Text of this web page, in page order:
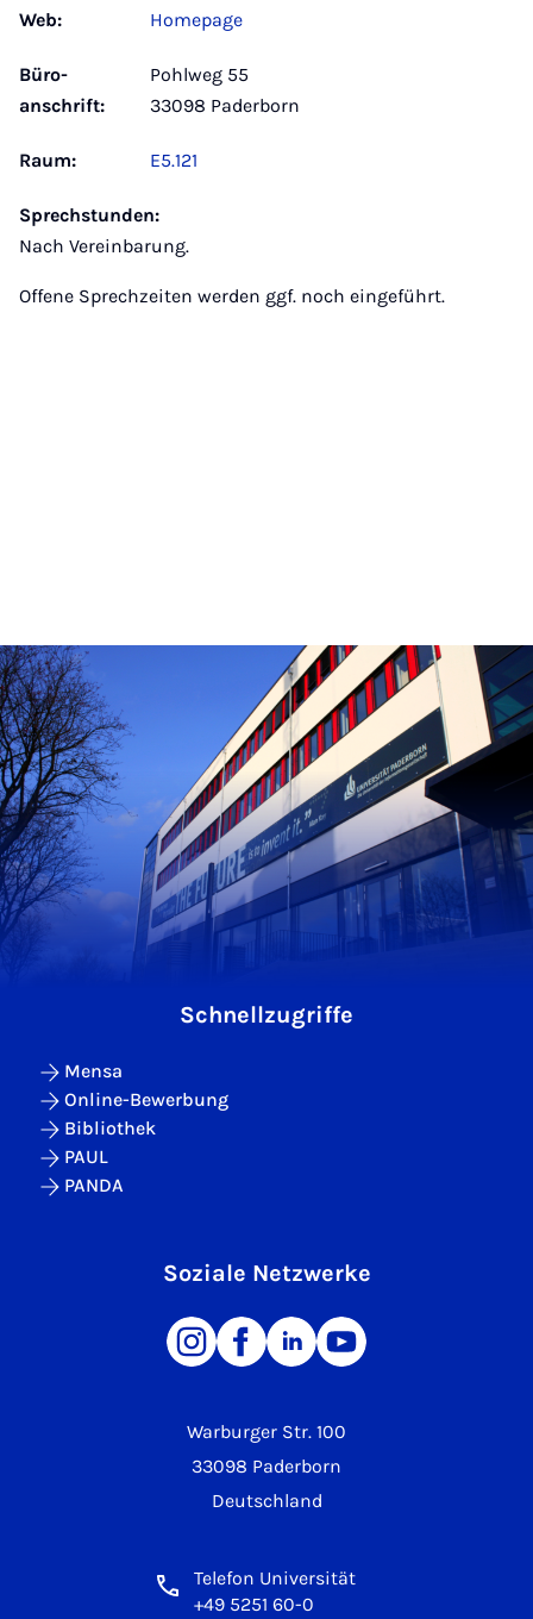
Web: Homepage
Büro­
anschrift:
Pohlweg 55
33098 Paderborn
Raum: E5.121
Sprechstunden:
Nach Vereinbarung.
Offene Sprechzeiten werden ggf. noch eingeführt.
Warburger Str. 100
33098 Paderborn
Deutschland
Telefon Universität
+49 5251 60-0
Schnellzugriffe
Mensa
Online-Bewerbung
Bibliothek
PAUL
PANDA
Soziale Netzwerke